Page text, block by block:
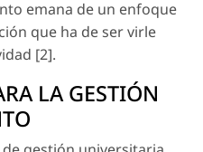
emana de un enfoque
que ha de ser virle
[2].
LA GESTIÓN